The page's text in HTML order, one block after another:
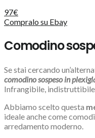
97€
Compralo su Ebay
Comodino
Se stai cercando
comodino sospeso in
Infrangibile, indistruttibile
Abbiamo scelto questa
ideale anche come
arredamento moderno.